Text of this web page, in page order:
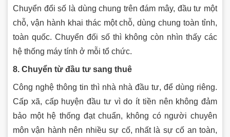
Chuyển đổi số là dùng chung trên đám mây, đầu tư một
chỗ, vận hành khai thác một chỗ, dùng chung toàn tỉnh,
toàn quốc. Chuyển đối số thì không còn nhìn thấy các
hệ thống máy tính ở mỗi tổ chức.
8. Chuyển từ đầu tư sang thuê
Công nghệ thông tin thì nhà nhà đầu tư, để dùng riêng.
Cấp xã, cấp huyện đầu tư vì do ít tiền nên không đảm
bảo một hệ thống đạt chuẩn, không có người chuyên
môn vận hành nên nhiều sự cố, nhất là sự cố an toàn,